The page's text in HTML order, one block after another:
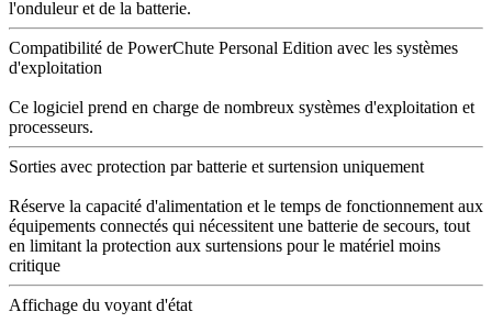
l'onduleur et de la batterie.
Compatibilité de PowerChute Personal Edition avec les systèmes
d'exploitation
Ce logiciel prend en charge de nombreux systèmes d'exploitation et
processeurs.
Sorties avec protection par batterie et surtension uniquement
Réserve la capacité d'alimentation et le temps de fonctionnement aux
équipements connectés qui nécessitent une batterie de secours, tout
en limitant la protection aux surtensions pour le matériel moins
critique
Affichage du voyant d'état